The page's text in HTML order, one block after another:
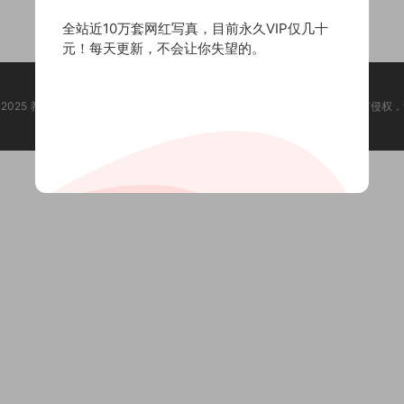
养眼集 版权声明:本站所有资源均收集于网络，版权归原作者所有，如有侵权，
全站近10万套网红写真，目前永久VIP仅几十
元！每天更新，不会让你失望的。